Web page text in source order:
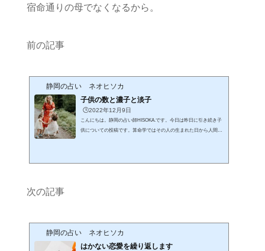
宿命通りの母でなくなるから。
前の記事
静岡の占い ネオヒソカ
子供の数と濃子と淡子
🕒️2022年12月9日
こんにちは。静岡の占い師HISOKA.です。今日は昨日に引き続き子
供についての投稿です。算命学ではその人の生まれた日から人間関
次の記事
静岡の占い ネオヒソカ
はかない恋愛を繰り返します